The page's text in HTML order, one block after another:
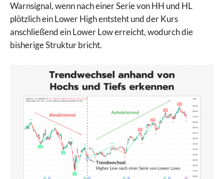
Warnsignal, wenn nach einer Serie von HH und HL
plötzlich ein Lower High entsteht und der Kurs
anschließend ein Lower Low erreicht, wodurch die
bisherige Struktur bricht.